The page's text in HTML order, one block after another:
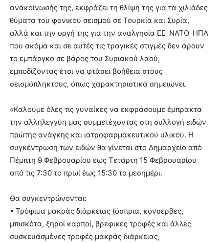
ανακοίνωσής της, εκφράζει τη θλίψη της για τα χιλιάδες
θύματα του φονικού σεισμού σε Τουρκία και Συρία,
αλλά και την οργή της για την αναλγησία ΕΕ-ΝΑΤΟ-ΗΠΑ
που ακόμα και σε αυτές τις τραγικές στιγμές δεν άρουν
το εμπάργκο σε βάρος του Συριακού λαού,
εμποδίζοντας έτσι να φτάσει βοήθεια στους
σεισμόπληκτους, όπως χαρακτηριστικά σημειώνει.
«Καλούμε όλες τις γυναίκες να εκφράσουμε έμπρακτα
την αλληλεγγύη μας συμμετέχοντας στη συλλογή ειδών
πρώτης ανάγκης και ιατροφαρμακευτικού υλικού. Η
συγκέντρωση των ειδών θα γίνεται στο Δημαρχείο από
Πέμπτη 9 Φεβρουαρίου έως Τετάρτη 15 Φεβρουαρίου
από τις 7:30 το πρωί έως 15:30 το μεσημέρι.
Θα συγκεντρώνονται:
• Τρόφιμα μακράς διάρκειας (όσπρια, κονσέρβες,
μπισκότα, ξηροί καρποί, βρεφικές τροφές και άλλες
συσκευασμένες τροφές μακράς διάρκειας,